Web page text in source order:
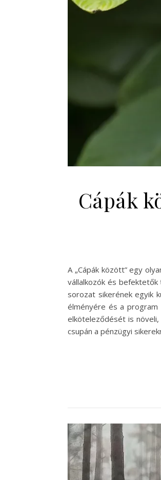
Cápák
A „Cápák között” egy
vállalkozók és befektetők
sorozat sikerének egyik
élményére és a program
elköteleződését is
csupán a pénzügyi